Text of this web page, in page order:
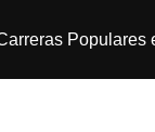
Populares